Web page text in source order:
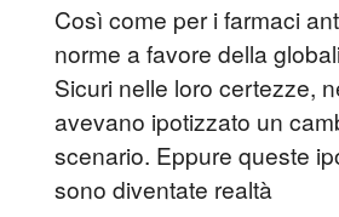
Così come per i farmaci
norme a favore della
Sicuri nelle loro certezze,
avevano ipotizzato un
scenario. Eppure queste
sono diventate realtà